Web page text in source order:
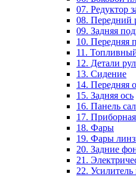
07. Редуктор
08. Передний
09. Задняя
10. Передняя
11.
12. Детали
13. Сидение
14. Передняя
15. Задняя ось
16. Панель
17.
18. Фары
19. Фары
20. Задние
21.
22.